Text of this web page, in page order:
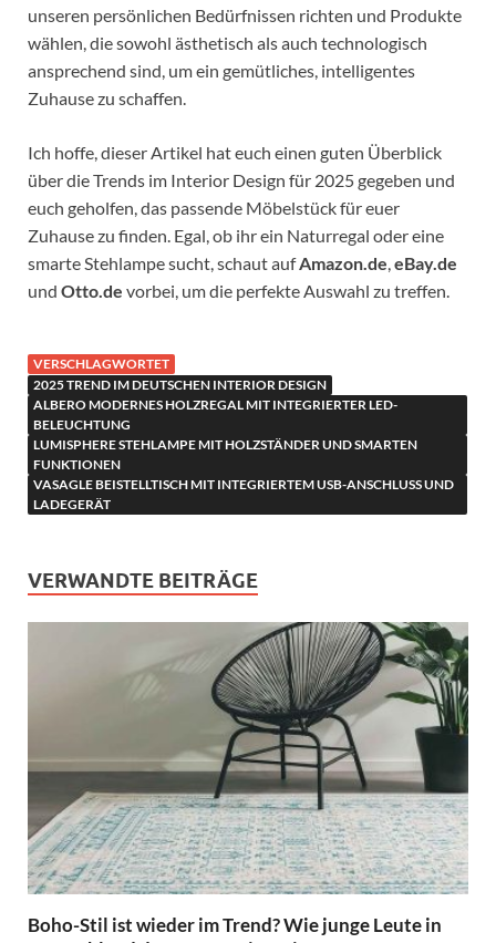
unseren persönlichen Bedürfnissen richten und Produkte
wählen, die sowohl ästhetisch als auch technologisch
ansprechend sind, um ein gemütliches, intelligentes
Zuhause zu schaffen.
Ich hoffe, dieser Artikel hat euch einen guten Überblick
über die Trends im Interior Design für 2025 gegeben und
euch geholfen, das passende Möbelstück für euer
Zuhause zu finden. Egal, ob ihr ein Naturregal oder eine
smarte Stehlampe sucht, schaut aufAmazon.de,eBay.de
und Otto.de vorbei, um die perfekte Auswahl zu treffen.
VERSCHLAGWORTET
2025 TREND IM DEUTSCHEN INTERIOR DESIGN
ALBERO MODERNES HOLZREGAL MIT INTEGRIERTER LED-
BELEUCHTUNG
LUMISPHERE STEHLAMPE MIT HOLZSTÄNDER UND SMARTEN
FUNKTIONEN
VASAGLE BEISTELLTISCH MIT INTEGRIERTEM USB-ANSCHLUSS UND
LADEGERÄT
VERWANDTE BEITRÄGE
Boho-Stil ist wieder im Trend? Wie junge Leute in